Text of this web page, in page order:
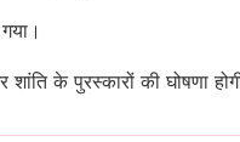
के पुरस्कारों की घोषणा